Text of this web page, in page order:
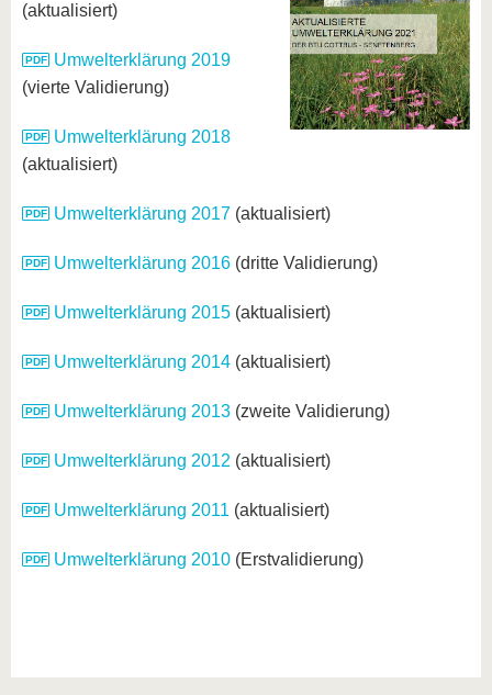
(aktualisiert)
Umwelterklärung 2019
(vierte Validierung)
Umwelterklärung 2018
(aktualisiert)
Umwelterklärung 2017 (aktualisiert)
Umwelterklärung 2016 (dritte Validierung)
Umwelterklärung 2015 (aktualisiert)
Umwelterklärung 2014 (aktualisiert)
Umwelterklärung 2013 (zweite Validierung)
Umwelterklärung 2012 (aktualisiert)
Umwelterklärung 2011 (aktualisiert)
Umwelterklärung 2010 (Erstvalidierung)